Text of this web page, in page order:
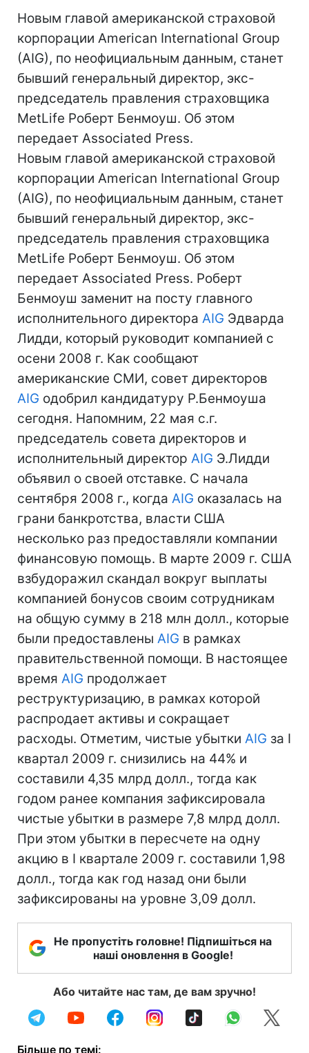
Новым главой американской страховой
корпорации American International Group
(AIG), по неофициальным данным, станет
бывший генеральный директор, экс-
председатель правления страховщика
MetLife Роберт Бенмоуш. Об этом
передает Associated Press.
Новым главой американской страховой
корпорации American International Group
(AIG), по неофициальным данным, станет
бывший генеральный директор, экс-
председатель правления страховщика
MetLife Роберт Бенмоуш. Об этом
передает Associated Press. Роберт
Бенмоуш заменит на посту главного
исполнительного директора AIG Эдварда
Лидди, который руководит компанией с
осени 2008 г. Как сообщают
американские СМИ, совет директоров
AIG одобрил кандидатуру Р.Бенмоуша
сегодня. Напомним, 22 мая с.г.
председатель совета директоров и
исполнительный директор AIG Э.Лидди
объявил о своей отставке. С начала
сентября 2008 г., когда AIG оказалась на
грани банкротства, власти США
несколько раз предоставляли компании
финансовую помощь. В марте 2009 г. США
взбудоражил скандал вокруг выплаты
компанией бонусов своим сотрудникам
на общую сумму в 218 млн долл., которые
были предоставлены AIG в рамках
правительственной помощи. В настоящее
время AIG продолжает
реструктуризацию, в рамках которой
распродает активы и сокращает
расходы. Отметим, чистые убытки AIG за I
квартал 2009 г. снизились на 44% и
составили 4,35 млрд долл., тогда как
годом ранее компания зафиксировала
чистые убытки в размере 7,8 млрд долл.
При этом убытки в пересчете на одну
акцию в I квартале 2009 г. составили 1,98
долл., тогда как год назад они были
зафиксированы на уровне 3,09 долл.
Не пропустіть головне! Підпишіться на
наші оновлення в Google!
Або читайте нас там, де вам зручно!
Більше по темі: